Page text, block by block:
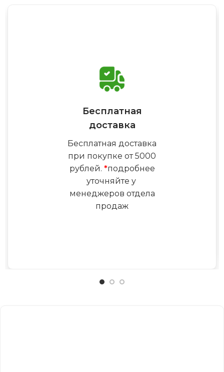
Бесплатная
доставка
Бесплатная доставка
при покупке от 5000
рублей. *подробнее
уточняйте у
менеджеров отдела
продаж